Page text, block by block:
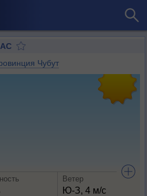
Чубут
Ветер
Ю-З, 4 м/с